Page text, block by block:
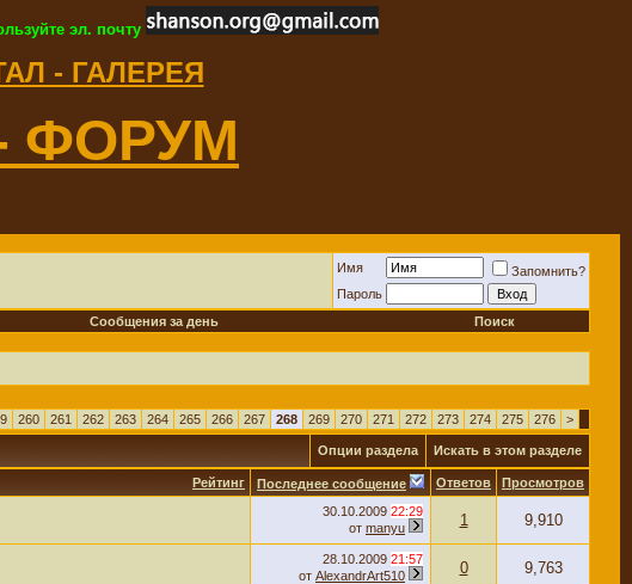
эл. почту
- ГАЛЕРЕЯ
ФОРУМ
Имя
Запомнить?
Пароль
Сообщения за день Поиск
260 261 262 263 264 265 266 267 268 269 270 271 272 273 274 275 276 >
Опции раздела Искать в этом разделе
Рейтинг Последнее сообщение Ответов Просмотров
30.10.2009 22:29
от manyu 1 9,910
28.10.2009 21:57
от AlexandrArt510 0 9,763